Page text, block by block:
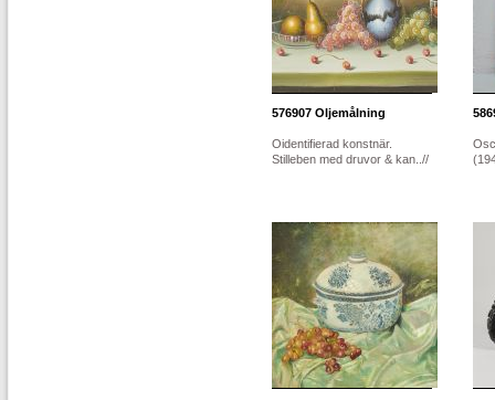
576907 Oljemålning
Oidentifierad konstnär.
Stilleben med druvor & kan..//